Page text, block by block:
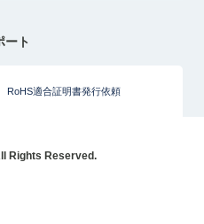
ート
RoHS適合証明書発行依頼
Rights Reserved.